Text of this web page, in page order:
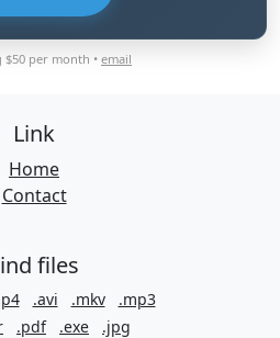
per month •email
Link
Home
Contact
files
.avi .mkv
.mp3
.pdf .exe
.jpg